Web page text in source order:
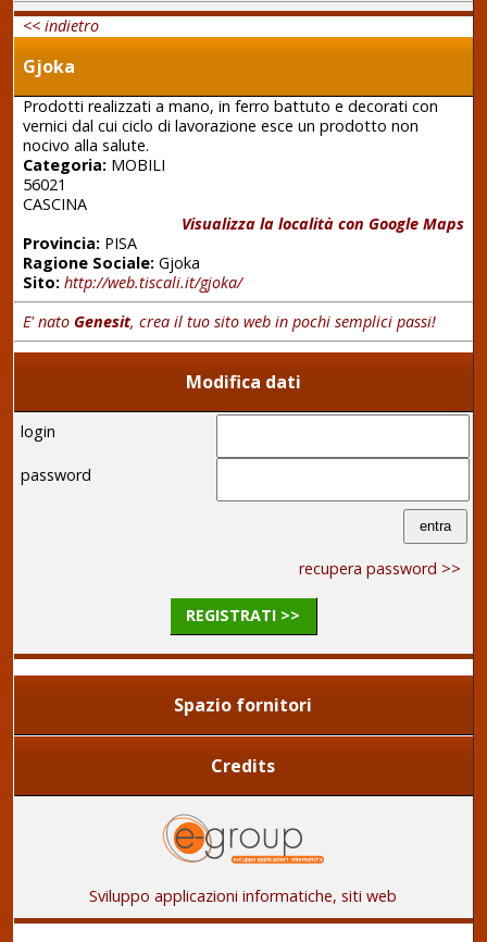
<< indietro
Gjoka
Prodotti realizzati a mano, in ferro battuto e decorati con
vernici dal cui ciclo di lavorazione esce un prodotto non
nocivo alla salute.
Categoria:MOBILI
56021
CASCINA
Visualizza la località con Google Maps
Provincia:PISA
Ragione Sociale:Gjoka
Sito: http://web.tiscali.it/gjoka/
E' nato Genesit, crea il tuo sito web in pochi semplici passi!
Modifica dati
login
password
recupera password >>
REGISTRATI >>
Spazio fornitori
Credits
Sviluppo applicazioni informatiche, siti web